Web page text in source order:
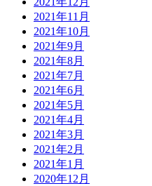
2021年11月
2021年10月
2021年9月
2021年8月
2021年7月
2021年6月
2021年5月
2021年4月
2021年3月
2021年2月
2021年1月
2020年12月